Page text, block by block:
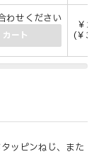
わせください
カート
￥
(￥
ッピンねじ、また